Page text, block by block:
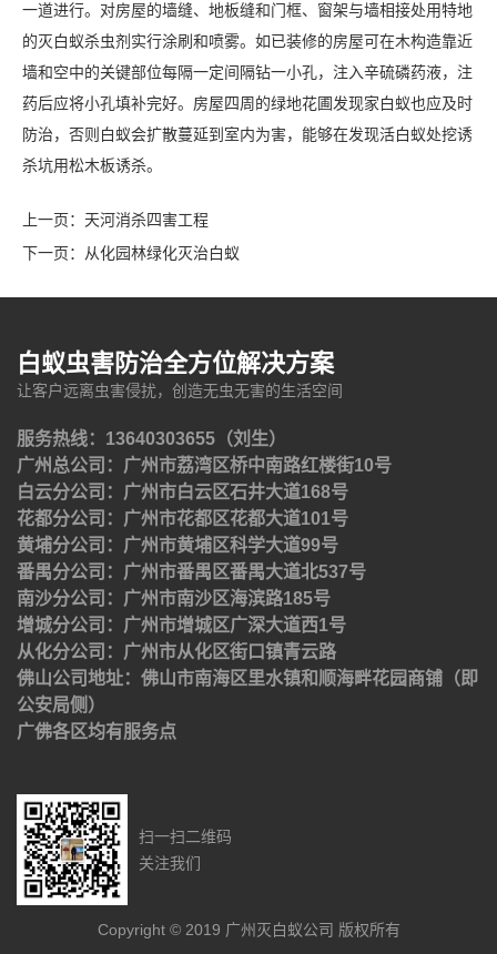
一道进行。对房屋的墙缝、地板缝和门框、窗架与墙相接处用特地
的灭白蚁杀虫剂实行涂刷和喷雾。如已装修的房屋可在木构造靠近
墙和空中的关键部位每隔一定间隔钻一小孔，注入辛硫磷药液，注
药后应将小孔填补完好。房屋四周的绿地花圃发现家白蚁也应及时
防治，否则白蚁会扩散蔓延到室内为害，能够在发现活白蚁处挖诱
杀坑用松木板诱杀。
上一页： 天河消杀四害工程
下一页：
从化园林绿化灭治白蚁
白蚁虫害防治全方位解决方案
让客户远离虫害侵扰，创造无虫无害的生活空间
服务热线：13640303655（刘生）
广州总公司：广州市荔湾区桥中南路红楼街10号
白云分公司：广州市白云区石井大道168号
花都分公司：广州市花都区花都大道101号
黄埔分公司：广州市黄埔区科学大道99号
番禺分公司：广州市番禺区番禺大道北537号
南沙分公司：广州市南沙区海滨路185号
增城分公司：广州市增城区广深大道西1号
从化分公司：广州市从化区街口镇青云路
佛山公司地址：佛山市南海区里水镇和顺海畔花园商铺（即
公安局侧）
广佛各区均有服务点
扫一扫二维码
关注我们
Copyright © 2019 广州灭白蚁公司 版权所有